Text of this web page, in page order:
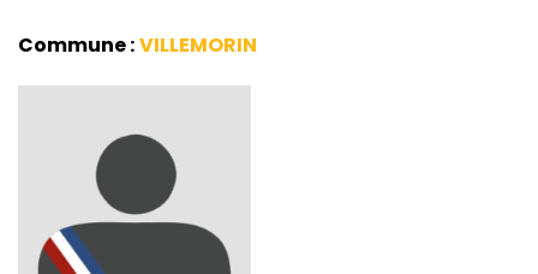
Commune :VILLEMORIN